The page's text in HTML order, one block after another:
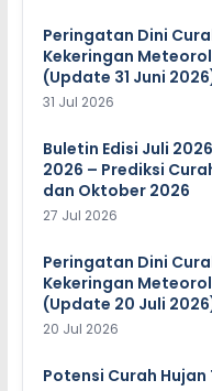
Peringatan Dini
Kekeringan
(Update 31 Juni
31 Jul 2026
Buletin Edisi Juli
2026 – Prediksi
dan Oktober 2026
27 Jul 2026
Peringatan Dini
Kekeringan
(Update 20 Juli
20 Jul 2026
Potensi Curah